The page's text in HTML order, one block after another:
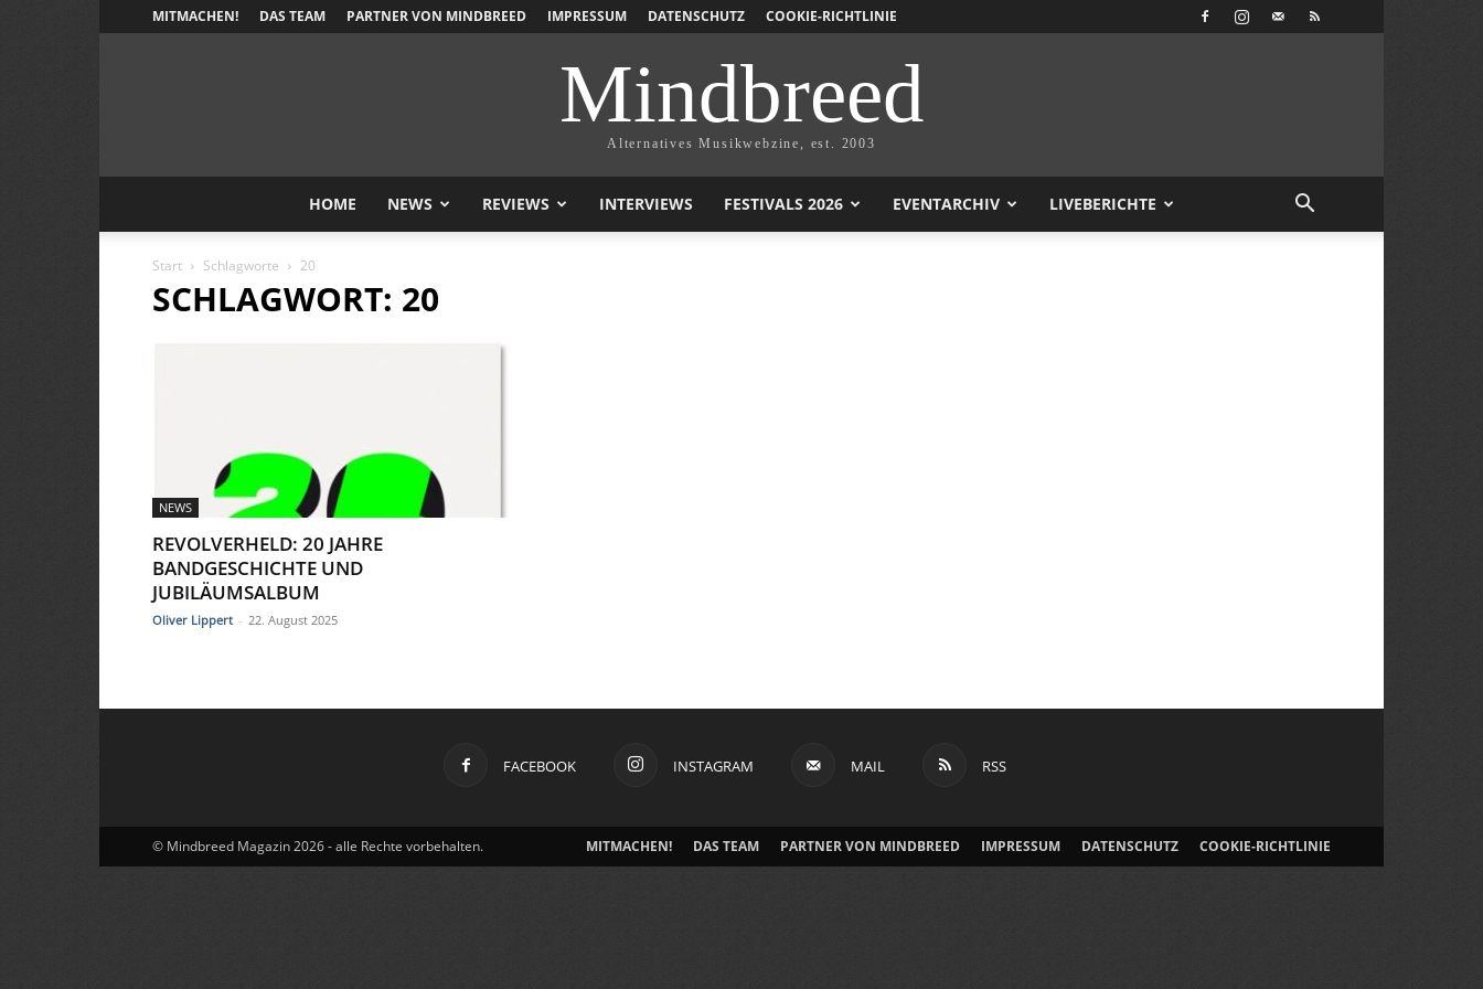
MITMACHEN! DAS TEAM PARTNER VON MINDBREED IMPRESSUM DATENSCHUTZ COOKIE-RICHTLINIE
Mindbreed
Alternatives Musikwebzine, est. 2003
HOME NEWS REVIEWS INTERVIEWS FESTIVALS 2026 EVENTARCHIV LIVEBERICHTE
Start Schlagworte 20
SCHLAGWORT: 20
NEWS
REVOLVERHELD: 20 JAHRE
BANDGESCHICHTE UND
JUBILÄUMSALBUM
Oliver Lippert - 22. August 2025
FACEBOOK INSTAGRAM MAIL RSS
MITMACHEN! DAS TEAM PARTNER VON MINDBREED IMPRESSUM DATENSCHUTZ COOKIE-RICHTLINIE
© Mindbreed Magazin 2026 - alle Rechte vorbehalten.